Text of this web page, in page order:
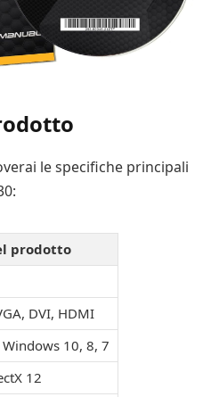
le specifiche principali
prodotto
DVI, HDMI
10, 8, 7
12